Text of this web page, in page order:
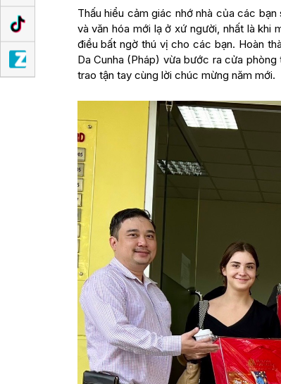
Thấu hiểu cảm giác nhớ nhà của các
và văn hóa mới lạ ở xứ người, nhất là khi
điều bất ngờ thú vị cho các bạn. Hoàn
Da Cunha (Pháp) vừa bước ra cửa
trao tận tay cùng lời chúc mừng năm mới.